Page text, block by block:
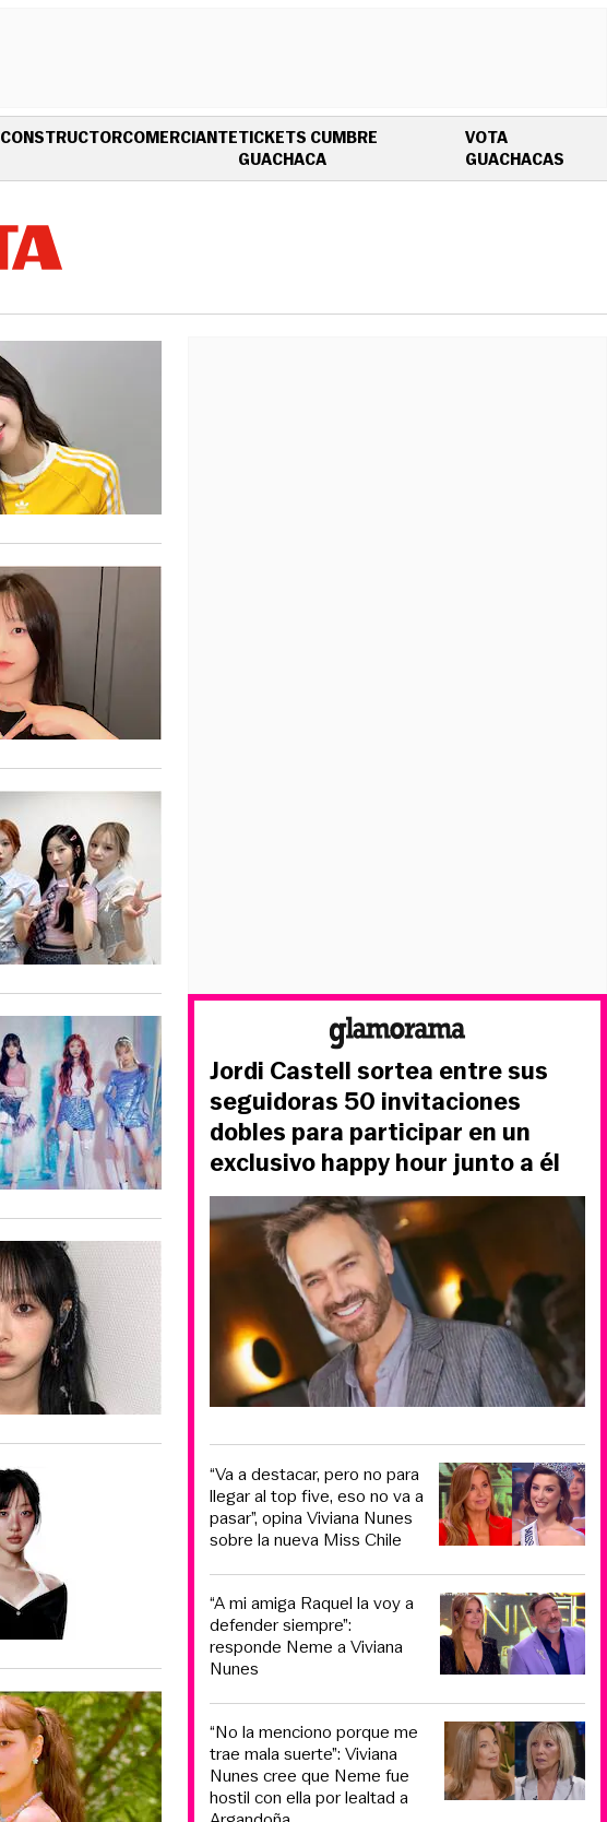
CONSTRUCTORCOMERCIANTETICKETS CUMBRE
GUACHACAOPENS IN NEW WINDOW
VOTA
GUACHACAS
Jordi Castell sortea entre sus
seguidoras 50 invitaciones
dobles para participar en un
exclusivo happy hour junto a él
“Va a destacar, pero no para
llegar al top five, eso no va a
pasar”, opina Viviana Nunes
sobre la nueva Miss Chile
“A mi amiga Raquel la voy a
defender siempre”:
responde Neme a Viviana
Nunes
“No la menciono porque me
trae mala suerte”: Viviana
Nunes cree que Neme fue
hostil con ella por lealtad a